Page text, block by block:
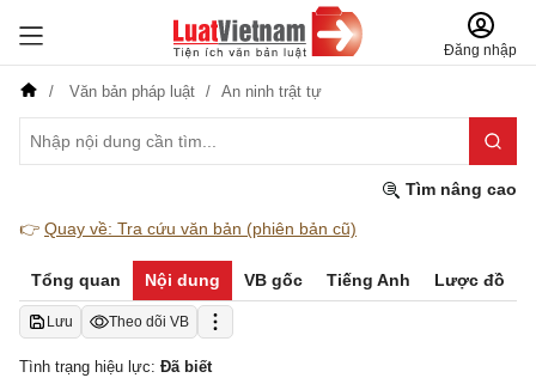
Đăng nhập
Văn bản pháp luật An ninh trật tự
Tìm nâng cao
👉 Quay về: Tra cứu văn bản (phiên bản cũ)
Tổng quan Nội dung VB gốc Tiếng Anh Lược đồ
Lưu Theo dõi VB
Tình trạng hiệu lực: Đã biết